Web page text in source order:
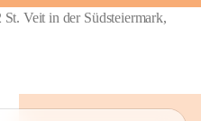
Fortbildungen sind
als offenes, kreatives
Veit in der Südsteiermark,